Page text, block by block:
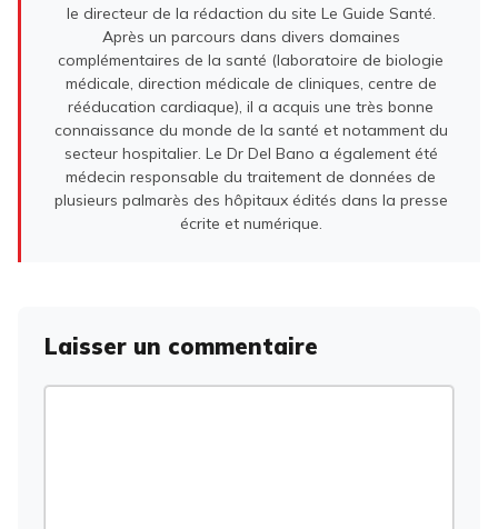
le directeur de la rédaction du site Le Guide Santé.
Après un parcours dans divers domaines
complémentaires de la santé (laboratoire de biologie
médicale, direction médicale de cliniques, centre de
rééducation cardiaque), il a acquis une très bonne
connaissance du monde de la santé et notamment du
secteur hospitalier. Le Dr Del Bano a également été
médecin responsable du traitement de données de
plusieurs palmarès des hôpitaux édités dans la presse
écrite et numérique.
Laisser un commentaire